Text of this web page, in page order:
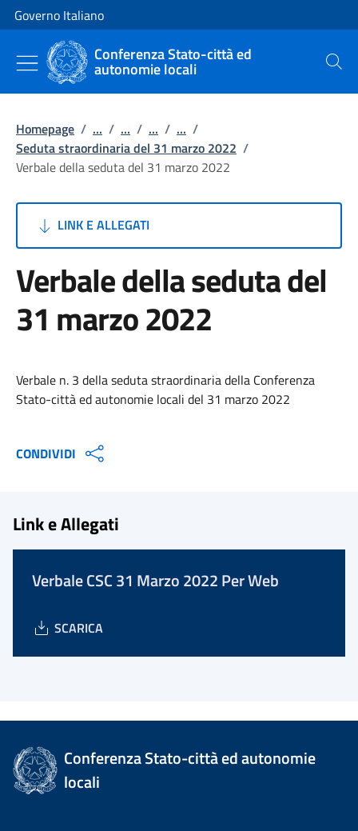
Vai al contenuto
Vai alla navigazione del sito
Governo Italiano
Conferenza Stato-città ed
autonomie locali Cerca
Homepage / ... / ... / ... / ... /
Seduta straordinaria del 31 marzo 2022 /
Verbale della seduta del 31 marzo 2022
LINK E ALLEGATI
Verbale della seduta del
31 marzo 2022
Verbale n. 3 della seduta straordinaria della Conferenza
Stato-città ed autonomie locali del 31 marzo 2022
CONDIVIDI
Link e Allegati
Verbale CSC 31 Marzo 2022 Per Web
SCARICA
Conferenza Stato-città ed autonomie
locali